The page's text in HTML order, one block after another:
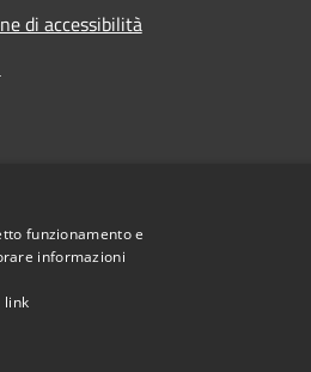
di accessibilità
funzionamento e
informazioni
link